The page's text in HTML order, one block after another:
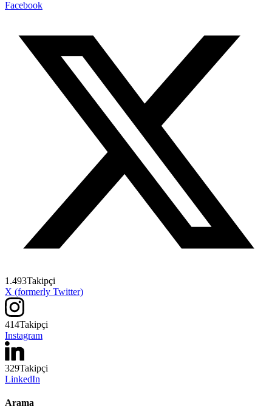
Facebook
1.493Takipçi
X (formerly Twitter)
414Takipçi
Instagram
329Takipçi
LinkedIn
Arama